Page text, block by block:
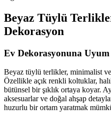
Beyaz Tüylü
Dekorasyon
Ev Dekorasyonuna Uyum
Beyaz tüylü terlikler, minimalist ve
Özellikle açık renkli koltuklar,
bütünsel bir şıklık ortaya koyar.
aksesuarlar ve doğal ahşap
huzurlu bir ortam yaratmak